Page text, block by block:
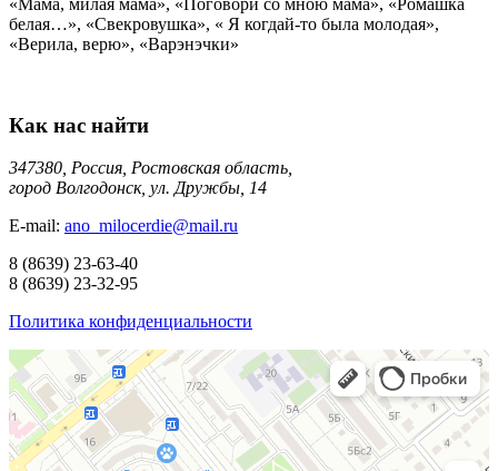
белая…», «Свекровушка», « Я когдай-то была молодая»,
«Верила, верю», «Варэнэчки»
Как нас найти
347380, Россия, Ростовская область,
город Волгодонск, ул. Дружбы, 14
E-mail: ano_milocerdie@mail.ru
8 (8639) 23-63-40
8 (8639) 23-32-95
Политика конфиденциальности